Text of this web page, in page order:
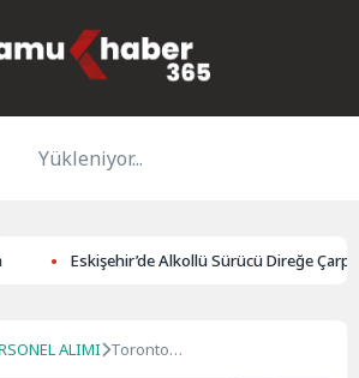
Yükleniyor...
Eskişehir’de Alkollü Sürücü Direğe Çarptı: 1
ALIMI Toronto